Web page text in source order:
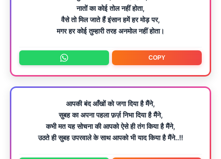
नातों का कोई तोल नहीं होता,
वैसे तो मिल जाते हैं इंसान हमें हर मोड़ पर,
मगर हर कोई तुम्हारी तरह अनमोल नहीं होता।
COPY
आपकी बंद आँखों को जगा दिया है मैंने,
सुबह का अपना पहला फ़र्ज़ निभा दिया है मैंने,
कभी मत यह सोचना की आपको ऐसे ही तंग किया है मैंने,
उठते ही सुबह उपरवाले के साथ आपको भी याद किया है मैंने..!!